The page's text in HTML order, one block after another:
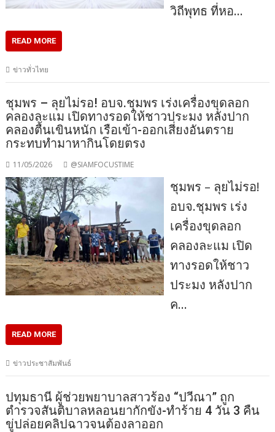
วิถีพุทธ ที่หอ…
READ MORE
ข่าวทั่วไทย
ชุมพร – ลุยไม่รอ! อบจ.ชุมพร เร่งเครื่องขุดลอก
คลองละแม เปิดทางรอดให้ชาวประมง หลังปาก
คลองตื้นเขินหนัก เรือเข้า-ออกเสี่ยงอันตราย
กระทบทำมาหากินโดยตรง
11/05/2026 @SIAMFOCUSTIME
ชุมพร – ลุยไม่รอ!
อบจ.ชุมพร เร่ง
เครื่องขุดลอก
คลองละแม เปิด
ทางรอดให้ชาว
ประมง หลังปาก
ค…
READ MORE
ข่าวประชาสัมพันธ์
ปทุมธานี ผู้ช่วยพยาบาลสาวร้อง “ปวีณา” ถูก
ตำรวจสันติบาลหลอนยากักขัง-ทำร้าย 4 วัน 3 คืน
ขู่ปล่อยคลิปฉาวจนต้องลาออก